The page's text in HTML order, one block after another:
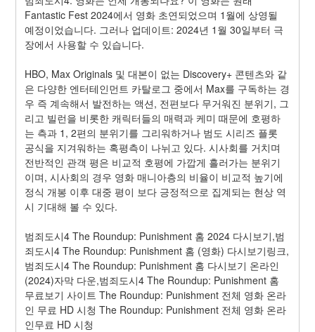
Fantastic Fest 2024에서 영화 초연되었으며 1월에 상영될
예정이었습니다. 그러나 업데이트: 2024년 1월 30일부터 극
장에서 사용할 수 있습니다.
HBO, Max Originals 및 대본이 없는 Discovery+ 콘텐츠와 같
은 다양한 엔터테인먼트 카탈로그 중에서 Max를 구독하는 경
우 즉 계속해서 발전하는 액션, 전편보다 무거워진 분위기, 그
리고 빌런을 비롯한 캐릭터들의 매력과 케미 때문에 호평하
는 측과 1, 2편의 분위기를 그리워하거나 범도 시리즈 플롯
공식을 지겨워하는 혹평측이 나뉘고 있다. 시사회를 거치며
전반적인 관객 평은 비교적 호평에 가깝게 흘러가는 분위기
이며, 시사회의 경우 영화 매니아층의 비율이 비교적 높기에
정식 개봉 이후 대중 평이 보다 긍정적으로 집계되는 현상 역
시 기대해 볼 수 있다.
범죄도시4 The Roundup: Punishment 홈 2024 다시보기,범
죄도시4 The Roundup: Punishment 홈 (영화) 다시보기링크,
범죄도시4 The Roundup: Punishment 홈 다시보기 온라인
(2024)자막 다운,범죄도시4 The Roundup: Punishment 홈
무료보기 사이트 The Roundup: Punishment 전체 영화 온라
인 무료 HD 시청 The Roundup: Punishment 전체 영화 온라
인무료 HD 시청